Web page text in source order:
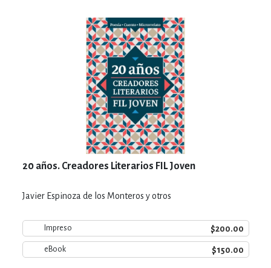
20 años. Creadores Literarios FIL Joven
Javier Espinoza de los Monteros y otros
Impreso $200.00
eBook $150.00